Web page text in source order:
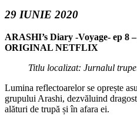
29 IUNIE 2020
ARASHI’s Diary -Voyage- ep 8
ORIGINAL NETFLIX
Titlu localizat: Jurnalul
Lumina reflectoarelor se oprește
grupului Arashi, dezvăluind
alături de trupă și în afara ei.